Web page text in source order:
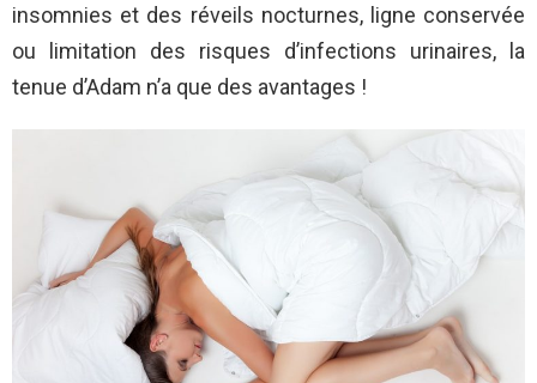
insomnies et des réveils nocturnes, ligne conservée
ou limitation des risques d’infections urinaires, la
tenue d’Adam n’a que des avantages !